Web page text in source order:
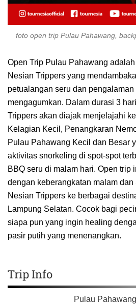
foto open trip Pulau Pahawang,
Open Trip Pulau Pahawang
Nesian Trippers yang
petualangan seru dan
mengagumkan. Dalam durasi 3
Trippers akan diajak menjelajahi
Kelagian Kecil, Penangkaran
Pulau Pahawang Kecil dan Besar
aktivitas snorkeling di spot-spot
BBQ seru di malam hari. Open trip
dengan keberangkatan malam dan
Nesian Trippers ke berbagai
Lampung Selatan. Cocok bagi
siapa pun yang ingin healing
pasir putih yang menenangkan.
Trip Info
Pulau Pahawang